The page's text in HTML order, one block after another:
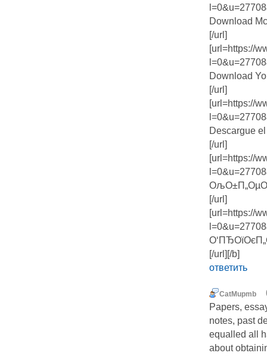
Download
[/url]
[url=https://
Download
[/url]
[url=https://
Descargue
[/url]
[url=https://
[/url]
[url=https://
[/url][/b]
ответить
CatMupmb
Papers,
notes, past
equalled all
about